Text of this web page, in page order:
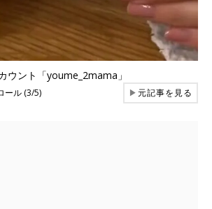
ウント「youme_2mama」
ール (3/5) ▶元記事を見る